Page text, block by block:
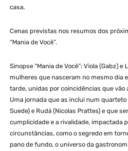
casa.
Cenas previstas nos resumos dos
“Mania de Você”.
Sinopse “Mania de Você”: Viola (Gabz)
mulheres que nasceram no mesmo dia
tarde, unidas por coincidências que vão
Uma jornada que as inclui num quarteto
Suede) e Rudá (Nicolas Prattes) e que
cumplicidade e a rivalidade, impactada
circunstâncias, como o segredo em
pano de fundo, o universo da